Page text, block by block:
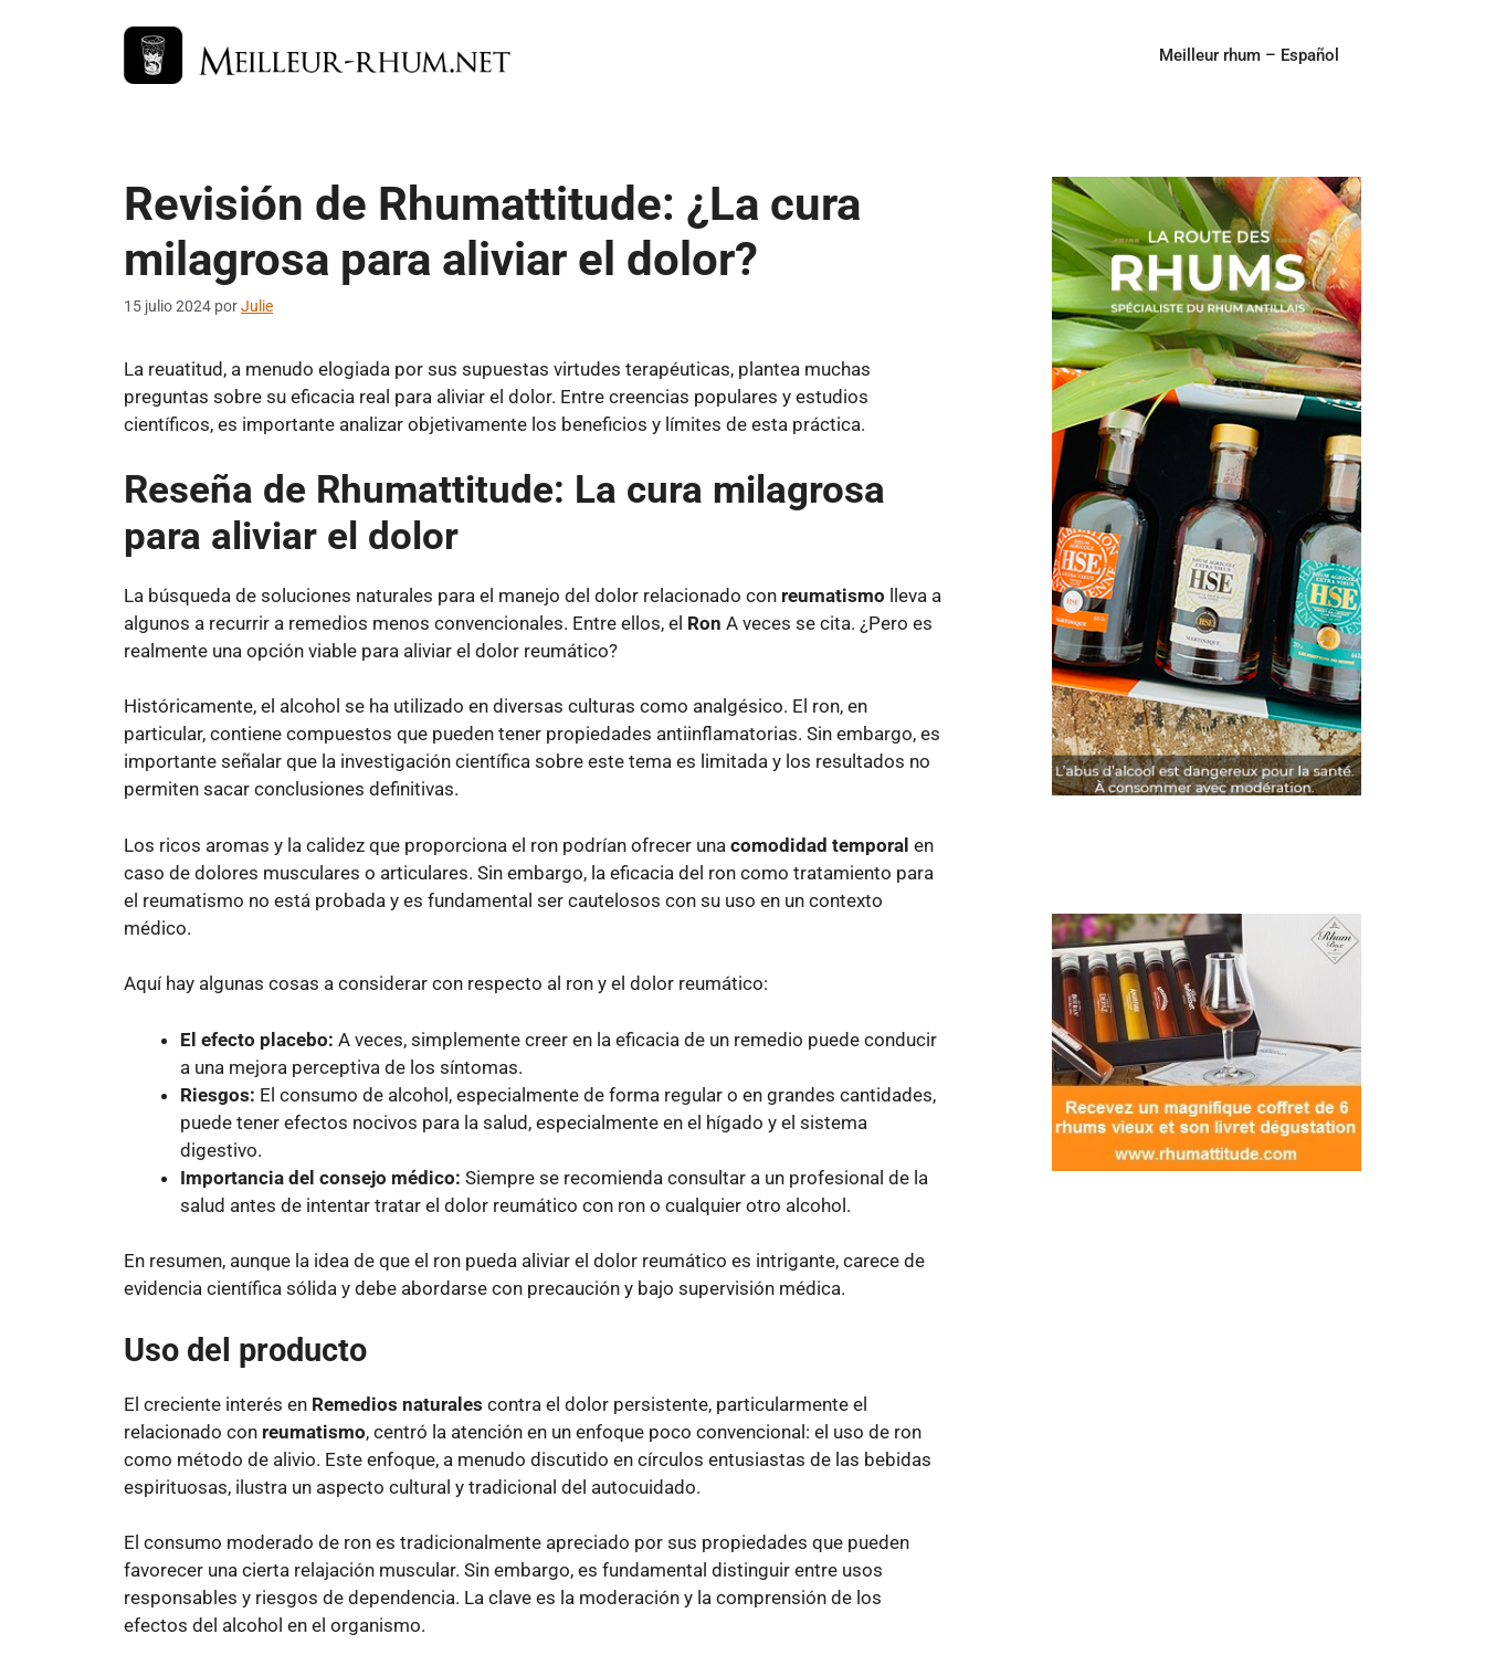
Meilleur rhum – Español
Revisión de Rhumattitude: ¿La cura
milagrosa para aliviar el dolor?
15 julio 2024 porJulie
La reuatitud, a menudo elogiada por sus supuestas virtudes terapéuticas, plantea muchas
preguntas sobre su eficacia real para aliviar el dolor. Entre creencias populares y estudios
científicos, es importante analizar objetivamente los beneficios y límites de esta práctica.
Reseña de Rhumattitude: La cura milagrosa
para aliviar el dolor
La búsqueda de soluciones naturales para el manejo del dolor relacionado con reumatismo lleva a
algunos a recurrir a remedios menos convencionales. Entre ellos, el Ron A veces se cita. ¿Pero es
realmente una opción viable para aliviar el dolor reumático?
Históricamente, el alcohol se ha utilizado en diversas culturas como analgésico. El ron, en
particular, contiene compuestos que pueden tener propiedades antiinflamatorias. Sin embargo, es
importante señalar que la investigación científica sobre este tema es limitada y los resultados no
permiten sacar conclusiones definitivas.
Los ricos aromas y la calidez que proporciona el ron podrían ofrecer una comodidad temporal en
caso de dolores musculares o articulares. Sin embargo, la eficacia del ron como tratamiento para
el reumatismo no está probada y es fundamental ser cautelosos con su uso en un contexto
médico.
Aquí hay algunas cosas a considerar con respecto al ron y el dolor reumático:
El efecto placebo: A veces, simplemente creer en la eficacia de un remedio puede conducir
a una mejora perceptiva de los síntomas.
Riesgos: El consumo de alcohol, especialmente de forma regular o en grandes cantidades,
puede tener efectos nocivos para la salud, especialmente en el hígado y el sistema
digestivo.
Importancia del consejo médico: Siempre se recomienda consultar a un profesional de la
salud antes de intentar tratar el dolor reumático con ron o cualquier otro alcohol.
En resumen, aunque la idea de que el ron pueda aliviar el dolor reumático es intrigante, carece de
evidencia científica sólida y debe abordarse con precaución y bajo supervisión médica.
Uso del producto
El creciente interés en Remedios naturales contra el dolor persistente, particularmente el
relacionado con reumatismo, centró la atención en un enfoque poco convencional: el uso de ron
como método de alivio. Este enfoque, a menudo discutido en círculos entusiastas de las bebidas
espirituosas, ilustra un aspecto cultural y tradicional del autocuidado.
El consumo moderado de ron es tradicionalmente apreciado por sus propiedades que pueden
favorecer una cierta relajación muscular. Sin embargo, es fundamental distinguir entre usos
responsables y riesgos de dependencia. La clave es la moderación y la comprensión de los
efectos del alcohol en el organismo.